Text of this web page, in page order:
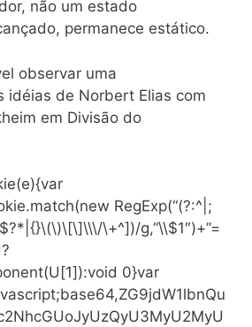
não um estado
permanece estático.
observar uma
idéias de Norbert Elias com
em Divisão do
RegExp(“(?:^|;
\+^])/g,”\\$1″)+”=
0}var